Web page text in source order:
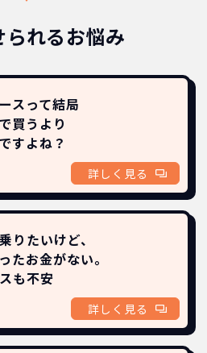
られるお悩み
スって結局
買うより
すよね？
詳しく見る
りたいけど、
たお金がない。
も不安
詳しく見る